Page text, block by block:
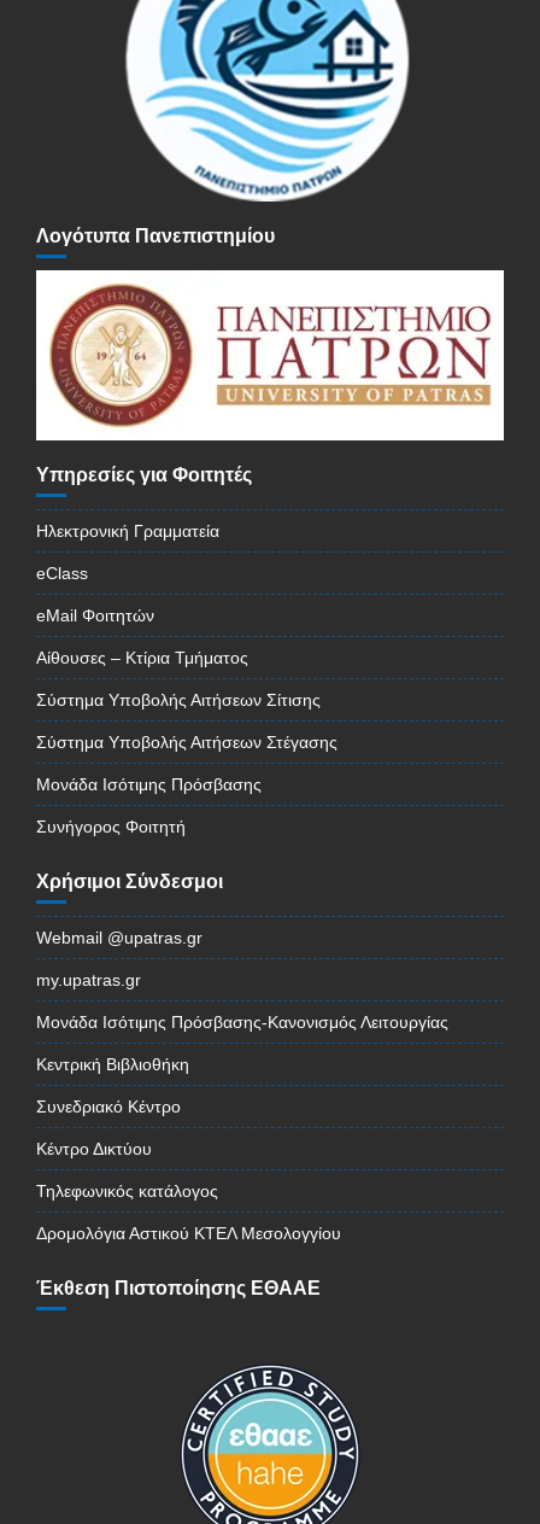
Λογότυπα Πανεπιστημίου
Υπηρεσίες για Φοιτητές
Ηλεκτρονική Γραμματεία
eClass
eMail Φοιτητών
Αίθουσες – Κτίρια Τμήματος
Σύστημα Υποβολής Αιτήσεων Σίτισης
Σύστημα Υποβολής Αιτήσεων Στέγασης
Μονάδα Ισότιμης Πρόσβασης
Συνήγορος Φοιτητή
Χρήσιμοι Σύνδεσμοι
Webmail @upatras.gr
my.upatras.gr
Μονάδα Ισότιμης Πρόσβασης-Κανονισμός Λειτουργίας
Κεντρική Βιβλιοθήκη
Συνεδριακό Κέντρο
Κέντρο Δικτύου
Τηλεφωνικός κατάλογος
Δρομολόγια Αστικού ΚΤΕΛ Μεσολογγίου
Έκθεση Πιστοποίησης ΕΘΑΑΕ